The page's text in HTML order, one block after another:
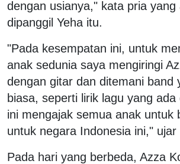
dengan usianya," kata pria yang
dipanggil Yeha itu.
"Pada kesempatan ini, untuk
anak sedunia saya mengiringi
dengan gitar dan ditemani band
biasa, seperti lirik lagu yang ada
ini mengajak semua anak untuk
untuk negara Indonesia ini," ujar
Pada hari yang berbeda, Azza